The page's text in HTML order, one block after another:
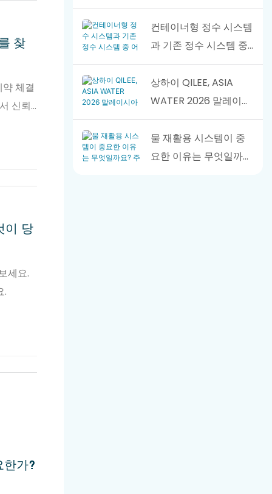
찾
체결
신뢰
이 당
세요.
.
한가?
컨테이너형 정수 시스템
과 기존 정수 시스템 중
어느 것이 더 나을까요?
상하이 QILEE, ASIA
WATER 2026 말레이시
아에서 빛을 발하다 리
뷰
물 재활용 시스템이 중
요한 이유는 무엇일까